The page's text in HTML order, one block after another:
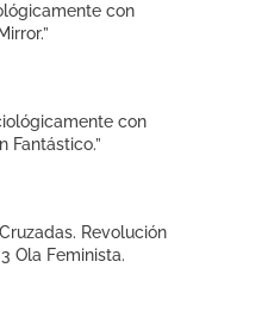
con
con
Fantástico.”
Revolución
Ola Feminista.